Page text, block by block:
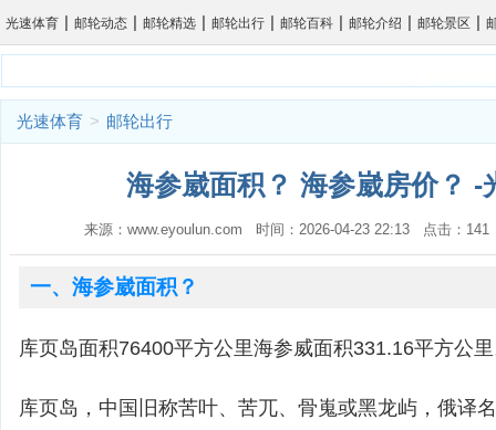
光速体育 | 邮轮动态 | 邮轮精选 | 邮轮出行 | 邮轮百科 | 邮轮介绍 | 邮轮景区 |
光速体育 > 邮轮出行
海参崴面积？ 海参崴房价？ -
来源：www.eyoulun.com 时间：2026-04-23 22:13 点击：
一、海参崴面积？
库页岛面积76400平方公里海参威面积331.16平方公
库页岛，中国旧称苦叶、苦兀、骨嵬或黑龙屿，俄译